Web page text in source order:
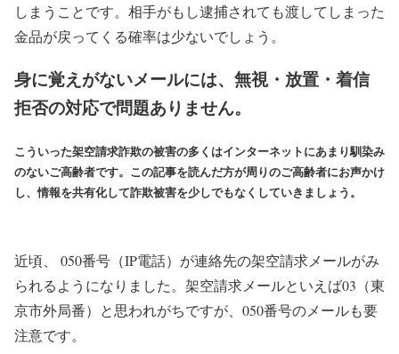
しまうことです。相手がもし逮捕されても渡してしまった
金品が戻ってくる確率は少ないでしょう。
身に覚えがないメールには、無視・放置・着信
拒否の対応で問題ありません。
こういった架空請求詐欺の被害の多くはインターネットにあまり馴染み
のないご高齢者です。この記事を読んだ方が周りのご高齢者にお声かけ
し、情報を共有化して詐欺被害を少しでもなくしていきましょう。
近頃、 050番号（IP電話）が連絡先の架空請求メールがみ
られるようになりました。架空請求メールといえば03（東
京市外局番）と思われがちですが、050番号のメールも要
注意です。